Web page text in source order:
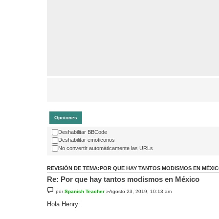
Opciones
Deshabilitar BBCode
Deshabilitar emoticonos
No convertir automáticamente las URLs
REVISIÓN DE TEMA:POR QUE HAY TANTOS MODISMOS EN
Re: Por que hay tantos modismos en México
porSpanish Teacher »Agosto 23, 2019, 10:13 am
Hola Henry: